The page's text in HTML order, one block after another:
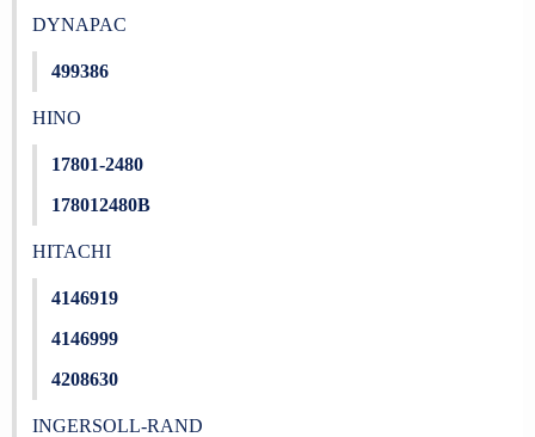
DYNAPAC
499386
HINO
17801-2480
178012480B
HITACHI
4146919
4146999
4208630
INGERSOLL-RAND